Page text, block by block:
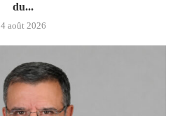
du...
4 août 2026